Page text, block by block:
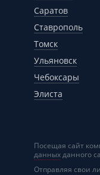
Саратов
Ставрополь
Томск
Ульяновск
Чебоксары
Элиста
Посещая сайт
данныхданного
Отправляя свои